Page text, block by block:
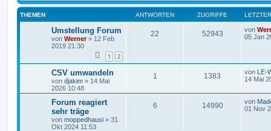
THEMEN ANTWORTEN ZUGRIFFE
Umstellung Forum
von Werner» 12 Feb
2019 21:30
1 2
22 52943 von
05 Jan
CSV umwandeln
von djakim » 14 Mai
2026 10:48
1 1383 von LE-
14 Mai
Forum reagiert
sehr träge
von moppedhausi » 31
Okt 2024 11:53
6 14990 von
01 Nov